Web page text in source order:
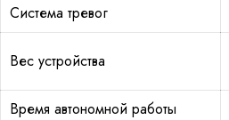
Система тревог
Вес устройства
Время автономной работы